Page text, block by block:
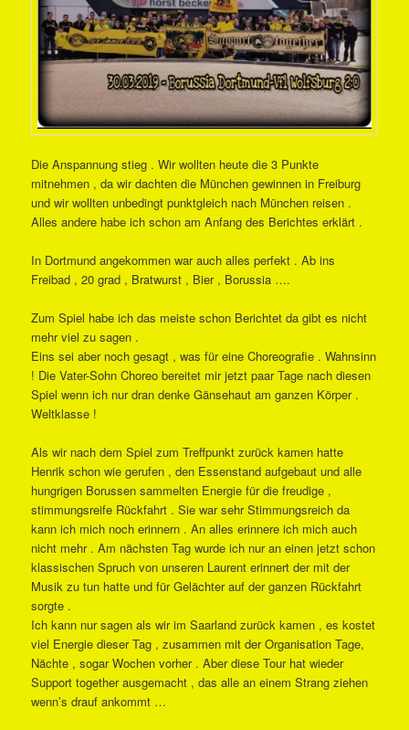
Die Anspannung stieg . Wir wollten heute die 3 Punkte
mitnehmen , da wir dachten die München gewinnen in Freiburg
und wir wollten unbedingt punktgleich nach München reisen .
Alles andere habe ich schon am Anfang des Berichtes erklärt .
In Dortmund angekommen war auch alles perfekt . Ab ins
Freibad , 20 grad , Bratwurst , Bier , Borussia ….
Zum Spiel habe ich das meiste schon Berichtet da gibt es nicht
mehr viel zu sagen .
Eins sei aber noch gesagt , was für eine Choreografie . Wahnsinn
! Die Vater-Sohn Choreo bereitet mir jetzt paar Tage nach diesen
Spiel wenn ich nur dran denke Gänsehaut am ganzen Körper .
Weltklasse !
Als wir nach dem Spiel zum Treffpunkt zurück kamen hatte
Henrik schon wie gerufen , den Essenstand aufgebaut und alle
hungrigen Borussen sammelten Energie für die freudige ,
stimmungsreife Rückfahrt . Sie war sehr Stimmungsreich da
kann ich mich noch erinnern . An alles erinnere ich mich auch
nicht mehr . Am nächsten Tag wurde ich nur an einen jetzt schon
klassischen Spruch von unseren Laurent erinnert der mit der
Musik zu tun hatte und für Gelächter auf der ganzen Rückfahrt
sorgte .
Ich kann nur sagen als wir im Saarland zurück kamen , es kostet
viel Energie dieser Tag , zusammen mit der Organisation Tage,
Nächte , sogar Wochen vorher . Aber diese Tour hat wieder
Support together ausgemacht , das alle an einem Strang ziehen
wenn’s drauf ankommt …